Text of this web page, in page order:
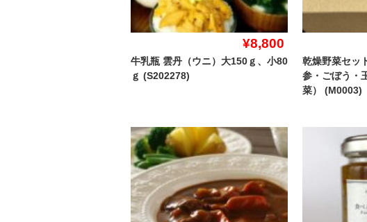
¥8,800
牛乳瓶 雲丹（ウニ）大150ｇ、小80
ｇ (S202278)
乾燥野菜セッ
参・ごぼう・
菜） (M0003)